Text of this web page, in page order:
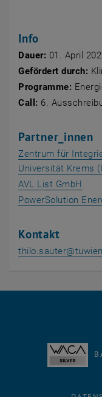
Info
Dauer: 01. April
Gefördert durch:
Programme:
Call : 6.
Partner_innen
Zentrum für
Universität Krems
AVL List GmbH
PowerSolution
Kontakt
thilo.sauter@